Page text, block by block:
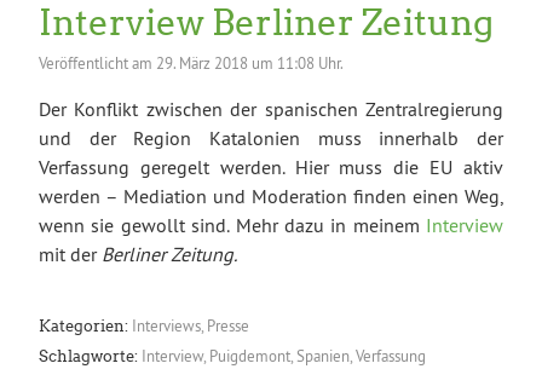
Interview Berliner Zeitung
Veröffentlicht am 29. März 2018 um 11:08 Uhr.
Der Konflikt zwischen der spanischen Zentralregierung
und der Region Katalonien muss innerhalb der
Verfassung geregelt werden. Hier muss die EU aktiv
werden – Mediation und Moderation finden einen Weg,
wenn sie gewollt sind. Mehr dazu in meinem Interview
mit der Berliner Zeitung.
Kategorien: Interviews Presse
Schlagworte: Interview, Puigdemont, Spanien,Verfassung